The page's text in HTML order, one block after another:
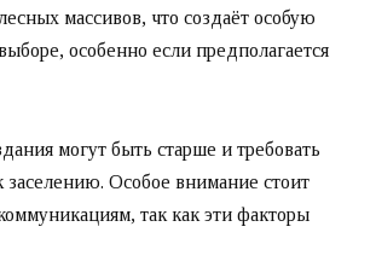
массивов, что создаёт особую
особенно если предполагается
могут быть старше и требовать
Особое внимание стоит
так как эти факторы